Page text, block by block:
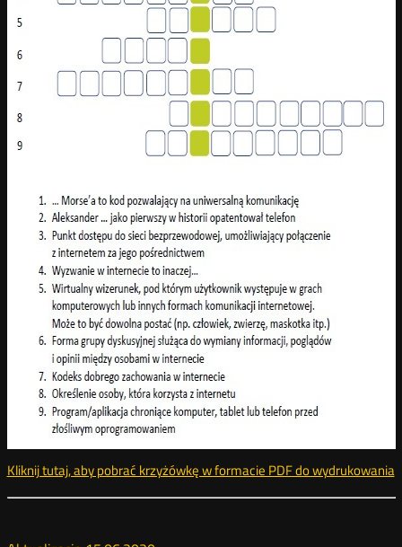
Kliknij tutaj, aby pobrać krzyżówkę w formacie PDF do wydrukowania